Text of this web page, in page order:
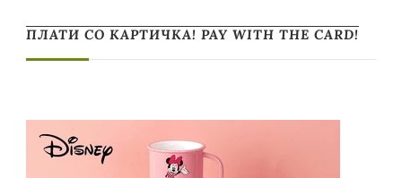
ПЛАТИ СО КАРТИЧКА! PAY WITH THE CARD!